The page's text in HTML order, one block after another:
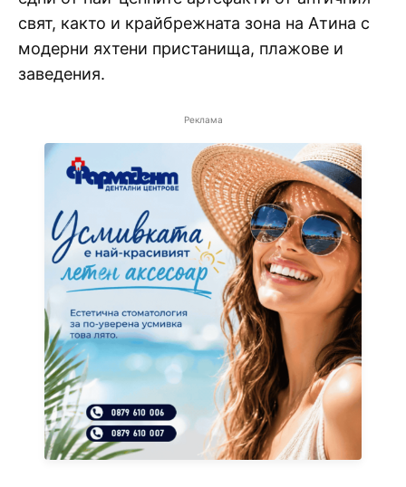
свят, както и крайбрежната зона на Атина с
модерни яхтени пристанища, плажове и
заведения.
Реклама